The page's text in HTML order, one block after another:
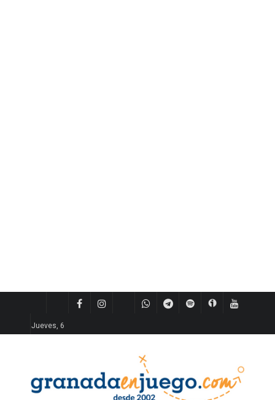
Jueves, 6